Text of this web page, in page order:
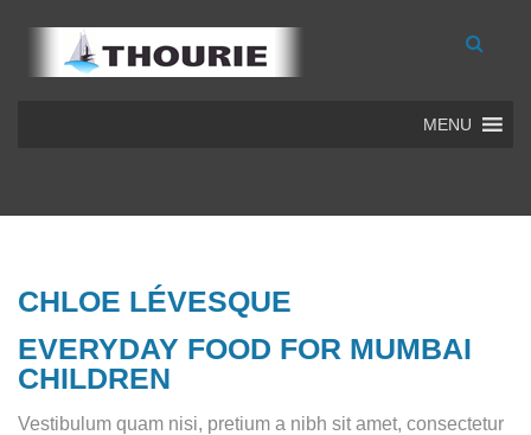
MENU
CHLOE LÉVESQUE
EVERYDAY FOOD FOR MUMBAI
CHILDREN
Vestibulum quam nisi, pretium a nibh sit amet, consectetur